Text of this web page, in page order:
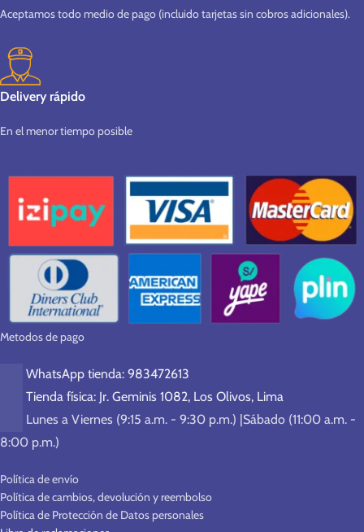
Aceptamos todo medio de pago (incluido tarjetas sin cobros adicionales).
Delivery rápido
En el menor tiempo posible
Metodos de pago
WhatsApp tienda: 983472613
Tienda física: Jr. Geminis 1082, Los Olivos, Lima
Lunes a Viernes (9:15 a.m. - 9:30 p.m.) |Sábado (11:00 a.m. -
8:00 p.m.)
Política de envío
Política de cambios, devolución y reembolso
Política de Protección de Datos personales